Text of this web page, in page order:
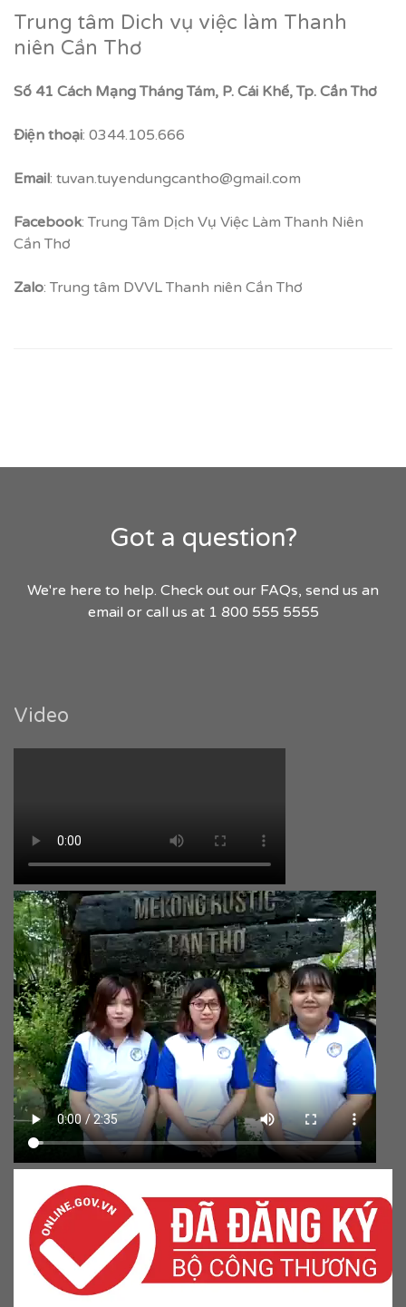
Trung tâm Dich vụ việc làm Thanh
niên Cần Thơ
Số 41 Cách Mạng Tháng Tám, P. Cái Khế, Tp. Cần Thơ
Điện thoại: 0344.105.666
Email: tuvan.tuyendungcantho@gmail.com
Facebook: Trung Tâm Dịch Vụ Việc Làm Thanh Niên
Cần Thơ
Zalo: Trung tâm DVVL Thanh niên Cần Thơ
Got a question?
We're here to help. Check out our FAQs, send us an
email or call us at 1 800 555 5555
Video